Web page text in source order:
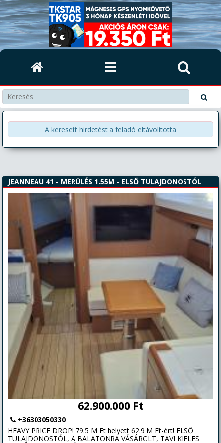
A keresett hirdetést a feladó eltávolította
JEANNEAU 41 - MERÜLÉS 1.55M - ELSŐ TULAJDONOSTÓL
62.900.000 Ft
+36303050330
HEAVY PRICE DROP! 79.5 M Ft helyett 62.9 M Ft-ért! ELSŐ
TULAJDONOSTÓL, A BALATONRA VÁSÁROLT, TAVI KIELES